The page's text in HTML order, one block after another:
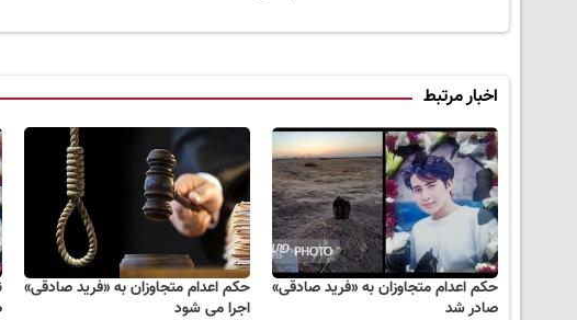
اخبار مرتبط
حکم اعدام متجاوزان به «فرید صادقی»
صادر شد
حکم اعدام متجاوزان به «فرید صادقی»
اجرا می شود